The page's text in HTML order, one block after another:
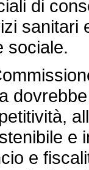
di
sanitari
sociale.
e
e